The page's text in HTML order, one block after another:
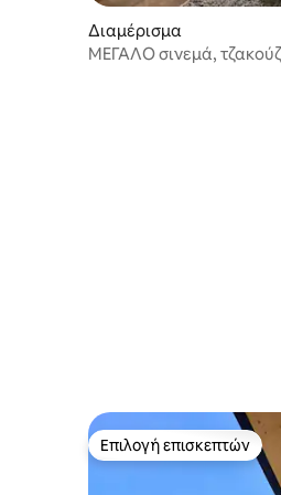
Διαμέρισμα
ΜΕΓΆΛΟ σινεμά,
Επιλογή επισκεπτών
Επιλογή επισκεπτών